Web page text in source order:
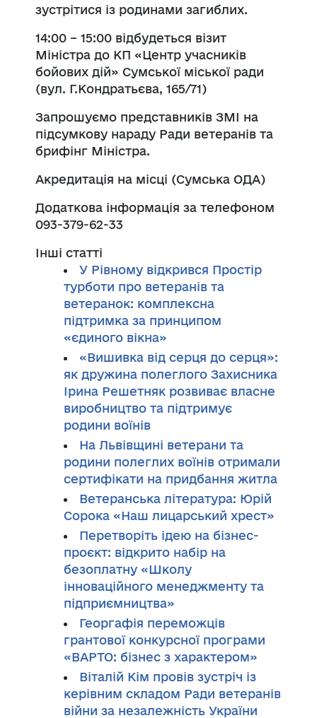
зустрітися із родинами загиблих.
14:00 – 15:00 відбудеться візит
Міністра до КП «Центр учасників
бойових дій» Сумської міської ради
(вул. Г.Кондратьєва, 165/71)
Запрошуємо представників ЗМІ на
підсумкову нараду Ради ветеранів та
брифінг Міністра.
Акредитація на місці (Сумська ОДА)
Додаткова інформація за телефоном
093-379-62-33
Інші статті
У Рівному відкрився Простір
турботи про ветеранів та
ветеранок: комплексна
підтримка за принципом
«єдиного вікна»
«Вишивка від серця до серця»:
як дружина полеглого Захисника
Ірина Решетняк розвиває власне
виробництво та підтримує
родини воїнів
На Львівщині ветерани та
родини полеглих воїнів отримали
сертифікати на придбання житла
Ветеранська література: Юрій
Сорока «Наш лицарський хрест»
Перетворіть ідею на бізнес-
проєкт: відкрито набір на
безоплатну «Школу
інноваційного менеджменту та
підприємництва»
Георгафія переможців
грантової конкурсної програми
«ВАРТО: бізнес з характером»
Віталій Кім провів зустріч із
керівним складом Ради ветеранів
війни за незалежність України